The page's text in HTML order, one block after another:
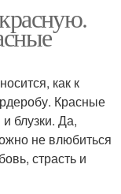
как к
Красные
блузки. Да,
не влюбиться
страсть и